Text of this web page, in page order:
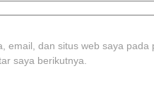
email, dan situs web saya pada
saya berikutnya.